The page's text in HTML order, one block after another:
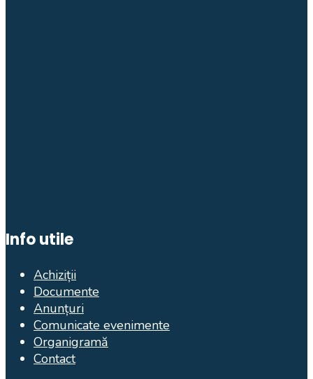
Info utile
Achiziții
Documente
Anunțuri
Comunicate evenimente
Organigramă
Contact